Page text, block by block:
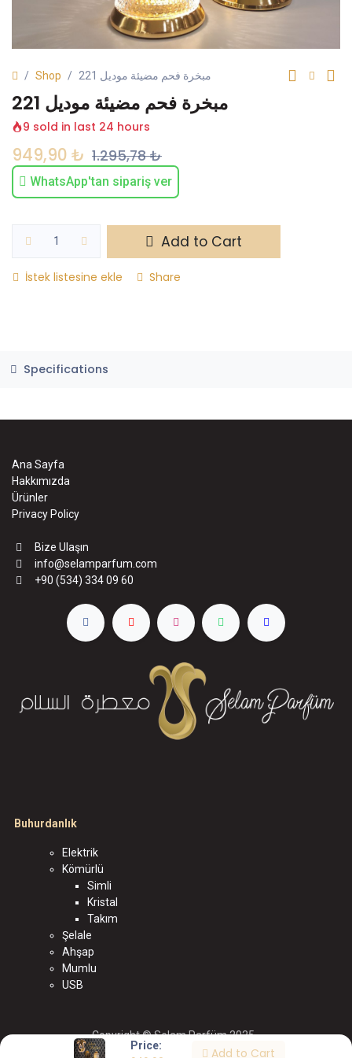
Price:
Add to Cart
Shop مبخرة فحم مضيئة موديل 221
مبخرة فحم مضيئة موديل 221
9 sold in last 24 hours
949,90 ₺ 1.295,78₺
WhatsApp'tan sipariş ver
Add to Cart
İstek listesine ekle Share
Specifications
Ana Sayfa
Hakkımızda
Ürünler
Privacy Policy
Bize Ulaşın
info@selamparfum.com
+90 (534) 334 09 60
Buhurdanlık
Elektrik
Kömürlü
Simli
Kristal
Takım
Şelale
Ahşap
Mumlu
USB
Copyright © Selam Parfüm 2025
الْعَرَبيّة
English (US) | Türkçe